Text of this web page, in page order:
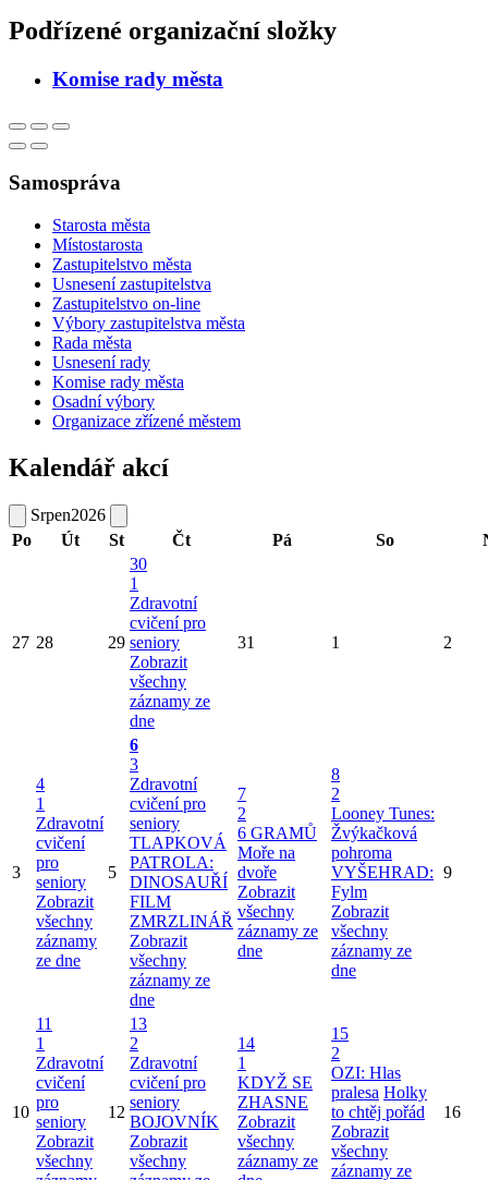
Podřízené organizační složky
Komise rady města
Samospráva
Starosta města
Místostarosta
Zastupitelstvo města
Usnesení zastupitelstva
Zastupitelstvo on-line
Výbory zastupitelstva města
Rada města
Usnesení rady
Komise rady města
Osadní výbory
Organizace zřízené městem
Kalendář akcí
Srpen2026
Po
Út St Čt Pá So
27 28 29
30
1
Zdravotní
cvičení pro
seniory
Zobrazit
všechny
záznamy ze
dne
31 1 2
3
4
1
Zdravotní
cvičení
pro
seniory
Zobrazit
všechny
záznamy
ze dne
5
6
3
Zdravotní
cvičení pro
seniory
TLAPKOVÁ
PATROLA:
DINOSAUŘÍ
FILM
ZMRZLINÁŘ
Zobrazit
všechny
záznamy ze
dne
7
2
6 GRAMŮ
Moře na
dvoře
Zobrazit
všechny
záznamy ze
dne
8
2
Looney Tunes:
Žvýkačková
pohroma
VYŠEHRAD:
Fylm
Zobrazit
všechny
záznamy ze
dne
9
10
11
1
Zdravotní
cvičení
pro
seniory
Zobrazit
všechny
12
13
2
Zdravotní
cvičení pro
seniory
BOJOVNÍK
Zobrazit
všechny
14
1
KDYŽ SE
ZHASNE
Zobrazit
všechny
záznamy ze
15
2
OZI: Hlas
pralesa Holky
to chtěj pořád
Zobrazit
všechny
záznamy ze
16